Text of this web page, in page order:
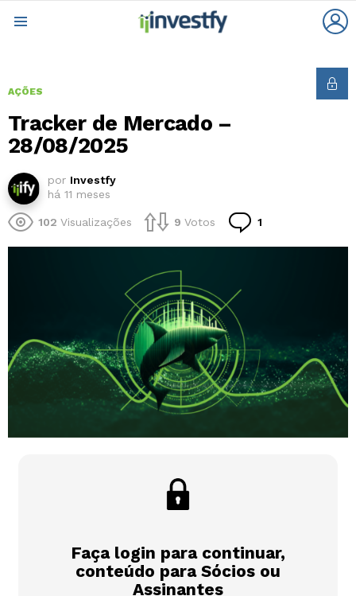
AÇÕES
Tracker de Mercado –
28/08/2025
por Investfy
há 11 meses
102 Visualizações 9 Votos 1
Faça login para continuar,
conteúdo para Sócios ou
Assinantes